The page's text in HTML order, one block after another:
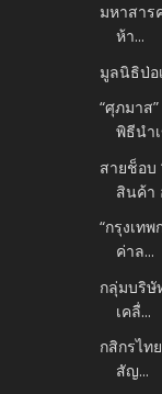
มหาสาร
ห้า...
มูลนิธิป่อ
“ศุภมาส
พิธีนำ
สายช็อบ
สินค้า
“กรุงเท
ค่าล...
กลุ่มบริษั
เคลื่...
กสิกรไท
สัญ...